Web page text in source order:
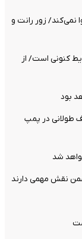
نمی‌کند/ زور رانت و
کنونی است/ از
بود
طولانی در پمپ
شد
نقش مهمی دارند